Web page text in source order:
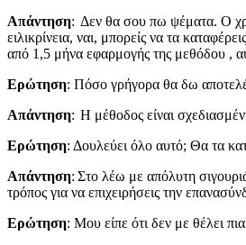
Απάντηση: Δεν θα σου πω ψέματα. Ο
ειλικρίνεια, ναι, μπορείς να τα
από 1,5 μήνα εφαρμογής της μεθόδου ,
Ερώτηση: Πόσο γρήγορα θα δω
Απάντηση: Η μέθοδος είναι
Ερώτηση: Δουλεύει όλο αυτό; Θα τα
Απάντηση: Στο λέω με απόλυτη
τρόπος για να επιχειρήσεις την
Ερώτηση: Μου είπε ότι δεν με θέλει